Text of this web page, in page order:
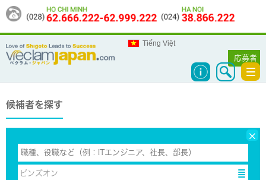
Tiếng Việt
応募者
候補者を探す
×
ビンズオン
ビンズオン